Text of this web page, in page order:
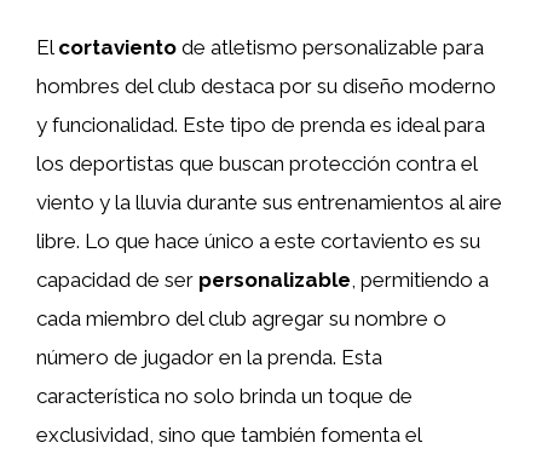
El cortaviento de atletismo personalizable para
hombres del club destaca por su diseño moderno
y funcionalidad. Este tipo de prenda es ideal para
los deportistas que buscan protección contra el
viento y la lluvia durante sus entrenamientos al aire
libre. Lo que hace único a este cortaviento es su
capacidad de ser personalizable , permitiendo a
cada miembro del club agregar su nombre o
número de jugador en la prenda. Esta
característica no solo brinda un toque de
exclusividad, sino que también fomenta el